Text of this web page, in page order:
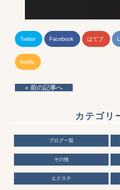
Twitter Facebook はてブ
feedly
« 前の記事へ
カテゴリ
ブログ一覧
その他
エクステ